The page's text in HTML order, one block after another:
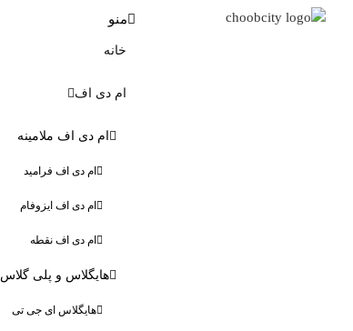
منو
خانه
ام دی اف
ام دی اف ملامینه
ام دی اف فرامید
ام دی اف ایزوفام
ام دی اف نقطه
هایگلاس و پلی گلاس
هایگلاس ای جی تی